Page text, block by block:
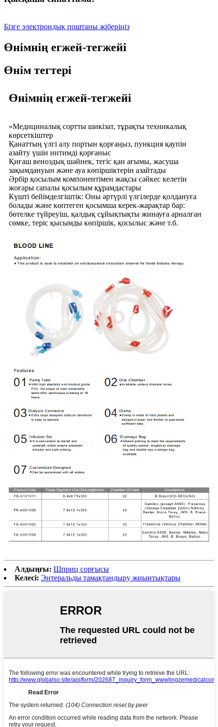
Бізге электрондық поштаны жіберіңіз
Өнімнің егжей-тегжейі
Өнім тегтері
Өнімнің егжей-тегжейі
«Медициналық сортты шикізат, тұрақты техникалық
көрсеткіштер
Қанаттың үлгі алу портын қорғаңыз, пункция қаупін
азайту үшін интимді қорғаныс
Қиғаш веноздық шәйнек, тегіс қан ағымы, жасуша
зақымдануын және ауа көпіршіктерін азайтады
Әрбір қосылым компонентімен жақсы сәйкес келетін
жоғары сапалы қосылым құрамдастары
Күшті бейімделгіштік: Оны әртүрлі үлгілерде қолдануға
болады және көптеген қосымша керек-жарақтар бар:
бөтелке түйреуіш, қалдық сұйықтықты жинауға арналған
сөмке, теріс қысымды көпіршік, қосылыс және т.б.
Алдыңғы: Шприц сорғысы
Келесі: Энтеральды тамақтандыру жиынтықтары